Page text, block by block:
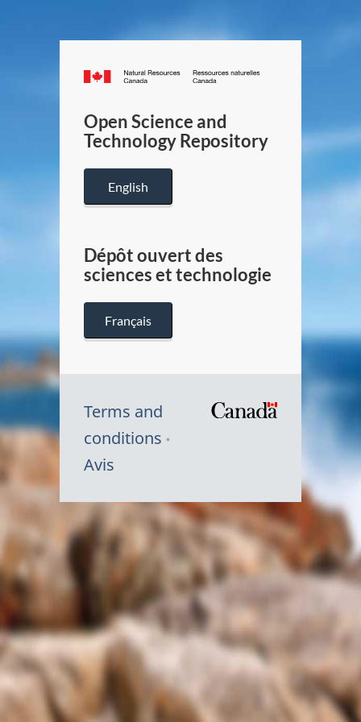
Canada.ca
/
Canada
Open Science and
Technology Repository
English
Dépôt ouvert des
sciences et technologie
Français
Terms and
conditions
Avis
Symbole
du
Canada